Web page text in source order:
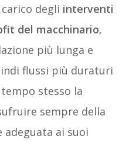
degli interventi
del macchinario,
più lunga e
flussi più duraturi
stesso la
sempre della
adeguata ai suoi